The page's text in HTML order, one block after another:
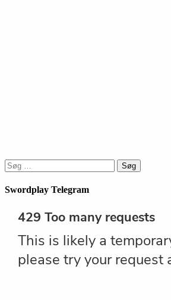
Søg
efter:
Swordplay Telegram